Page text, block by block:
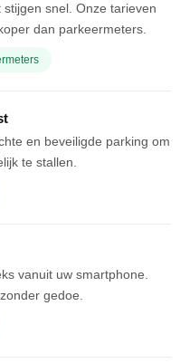
snel. Onze tarieven
dan parkeermeters.
en beveiligde parking om
te stallen.
vanuit uw smartphone.
gedoe.